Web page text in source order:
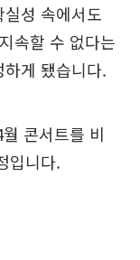
성 속에서도
속할 수 없다는
게 됐습니다.
콘서트를 비
입니다.